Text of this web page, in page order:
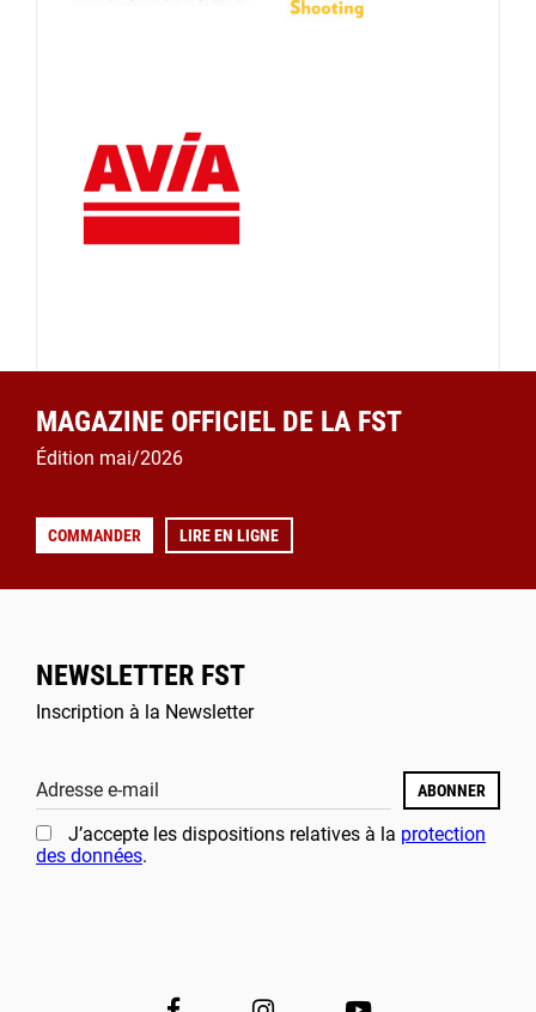
MAGAZINE OFFICIEL DE LA FST
Édition mai/2026
COMMANDER LIRE EN LIGNE
NEWSLETTER FST
Inscription à la Newsletter
Adresse e-mail ABONNER
J’accepte les dispositions relatives à la protection
des données.